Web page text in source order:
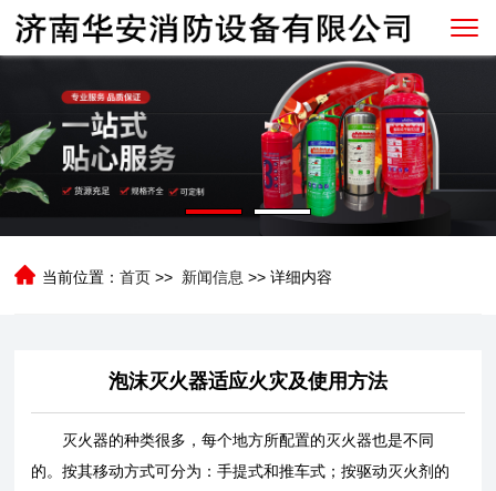
当前位置：首页 >> 新闻信息>> 详细内容
泡沫灭火器适应火灾及使用方法
灭火器的种类很多，每个地方所配置的灭火器也是不同
的。按其移动方式可分为：手提式和推车式；按驱动灭火剂的